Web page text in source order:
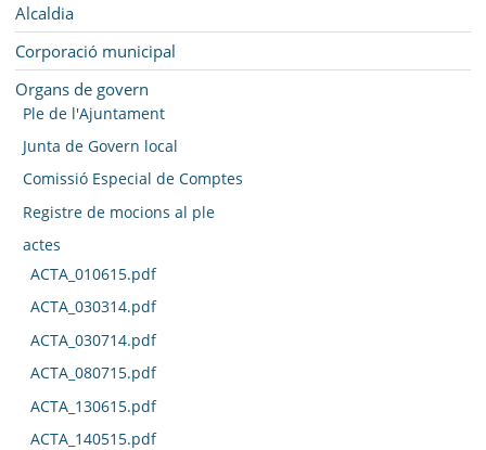
BELL-LLOC SOLUCIONA
Alcaldia
Corporació municipal
Organs de govern
Ple de l'Ajuntament
Junta de Govern local
Comissió Especial de Comptes
Registre de mocions al ple
actes
ACTA_010615.pdf
ACTA_030314.pdf
ACTA_030714.pdf
ACTA_080715.pdf
ACTA_130615.pdf
ACTA_140515.pdf